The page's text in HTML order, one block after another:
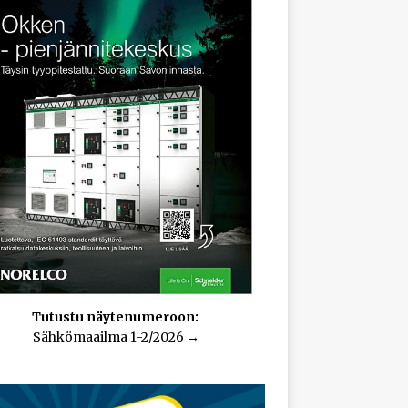
Tutustu näytenumeroon:
Sähkömaailma 1-2/2026 →